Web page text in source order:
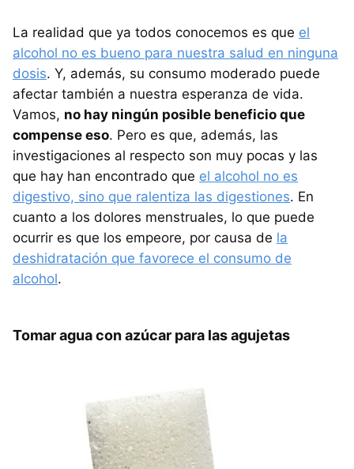
La realidad que ya todos conocemos es que el
alcohol no es bueno para nuestra salud en ninguna
dosis. Y, además, su consumo moderado puede
afectar también a nuestra esperanza de vida.
Vamos, no hay ningún posible beneficio que
compense eso. Pero es que, además, las
investigaciones al respecto son muy pocas y las
que hay han encontrado que el alcohol no es
digestivo, sino que ralentiza las digestiones. En
cuanto a los dolores menstruales, lo que puede
ocurrir es que los empeore, por causa de la
deshidratación que favorece el consumo de
alcohol.
Tomar agua con azúcar para las agujetas